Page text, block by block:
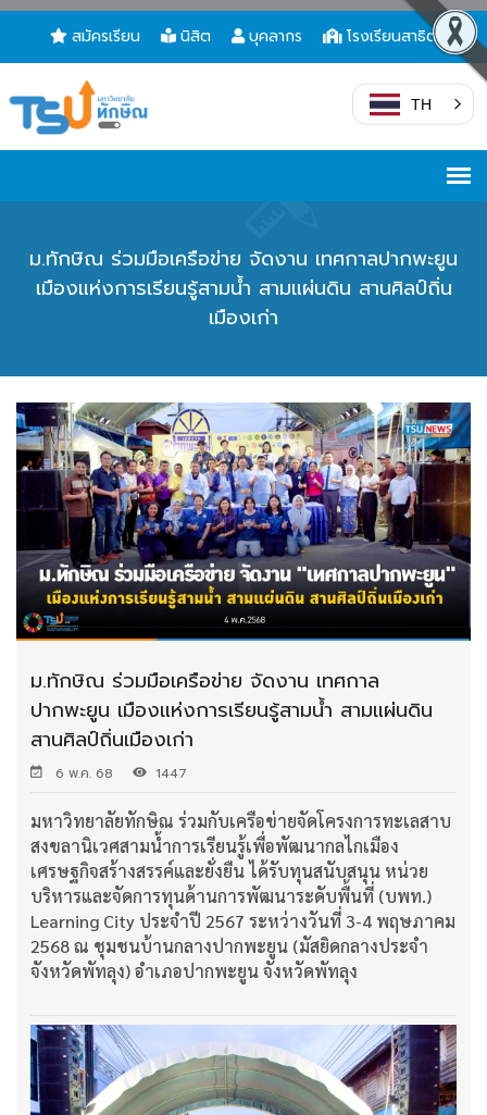
สมัครเรียน นิสิต บุคลากร โรงเรียนสาธิต
TH
ม.ทักษิณ ร่วมมือเครือข่าย จัดงาน เทศกาลปากพะยูน
เมืองแห่งการเรียนรู้สามน้ำ สามแผ่นดิน สานศิลป์ถิ่น
เมืองเก่า
ม.ทักษิณ ร่วมมือเครือข่าย จัดงาน เทศกาล
ปากพะยูน เมืองแห่งการเรียนรู้สามน้ำ สามแผ่นดิน
สานศิลป์ถิ่นเมืองเก่า
6 พ.ค. 68 1447
มหาวิทยาลัยทักษิณ ร่วมกับเครือข่ายจัดโครงการทะเลสาบ
สงขลานิเวศสามน้ำการเรียนรู้เพื่อพัฒนากลไกเมือง
เศรษฐกิจสร้างสรรค์และยั่งยืน ได้รับทุนสนับสนุน หน่วย
บริหารและจัดการทุนด้านการพัฒนาระดับพื้นที่ (บพท.)
Learning City ประจำปี 2567 ระหว่างวันที่ 3-4 พฤษภาคม
2568 ณ ชุมชนบ้านกลางปากพะยูน (มัสยิดกลางประจำ
จังหวัดพัทลุง) อำเภอปากพะยูน จังหวัดพัทลุง